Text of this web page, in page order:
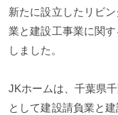
新たに設立したリビ
業と建設工事業に関
しました。
JKホームは、千葉県
として建設請負業と